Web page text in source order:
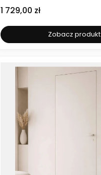
Cena
1 729,00 zł
Zobacz produkt